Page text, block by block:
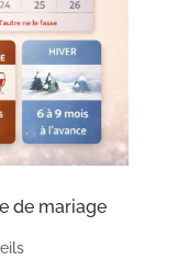
de mariage